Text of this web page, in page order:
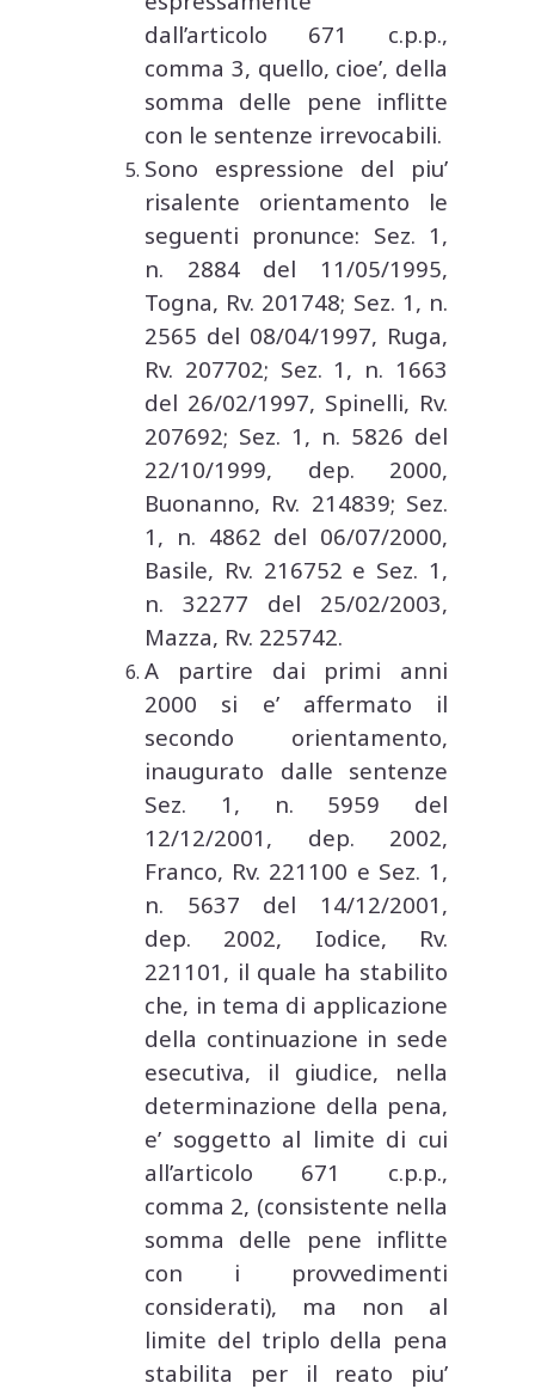
dall’articolo 671 c.p.p.,
comma 3, quello, cioe’, della
somma delle pene inflitte
con le sentenze irrevocabili.
Sono espressione del piu’
risalente orientamento le
seguenti pronunce: Sez. 1,
n. 2884 del 11/05/1995,
Togna, Rv. 201748; Sez. 1, n.
2565 del 08/04/1997, Ruga,
Rv. 207702; Sez. 1, n. 1663
del 26/02/1997, Spinelli, Rv.
207692; Sez. 1, n. 5826 del
22/10/1999, dep. 2000,
Buonanno, Rv. 214839; Sez.
1, n. 4862 del 06/07/2000,
Basile, Rv. 216752 e Sez. 1,
n. 32277 del 25/02/2003,
Mazza, Rv. 225742.
A partire dai primi anni
2000 si e’ affermato il
secondo orientamento,
inaugurato dalle sentenze
Sez. 1, n. 5959 del
12/12/2001, dep. 2002,
Franco, Rv. 221100 e Sez. 1,
n. 5637 del 14/12/2001,
dep. 2002, Iodice, Rv.
221101, il quale ha stabilito
che, in tema di applicazione
della continuazione in sede
esecutiva, il giudice, nella
determinazione della pena,
e’ soggetto al limite di cui
all’articolo 671 c.p.p.,
comma 2, (consistente nella
somma delle pene inflitte
con i provvedimenti
considerati), ma non al
limite del triplo della pena
stabilita per il reato piu’